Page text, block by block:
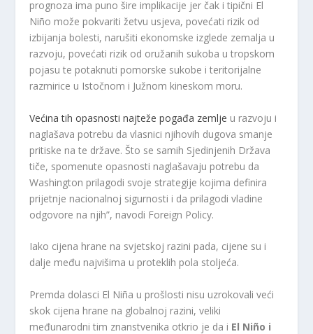
prognoza ima puno šire implikacije jer čak i tipični El
Niño može pokvariti žetvu usjeva, povećati rizik od
izbijanja bolesti, narušiti ekonomske izglede zemalja u
razvoju, povećati rizik od oružanih sukoba u tropskom
pojasu te potaknuti pomorske sukobe i teritorijalne
razmirice u Istočnom i Južnom kineskom moru.
Većina tih opasnosti najteže pogađa zemlje u razvoju i
naglašava potrebu da vlasnici njihovih dugova smanje
pritiske na te države. Što se samih Sjedinjenih Država
tiče, spomenute opasnosti naglašavaju potrebu da
Washington prilagodi svoje strategije kojima definira
prijetnje nacionalnoj sigurnosti i da prilagodi vladine
odgovore na njih”, navodi Foreign Policy.
Iako cijena hrane na svjetskoj razini pada, cijene su i
dalje među najvišima u proteklih pola stoljeća.
Premda dolasci El Niña u prošlosti nisu uzrokovali veći
skok cijena hrane na globalnoj razini, veliki
međunarodni tim znanstvenika otkrio je da i El Niño i